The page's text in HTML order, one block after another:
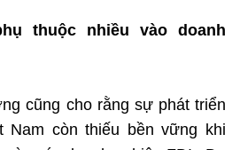
thuộc nhiều vào doanh
cũng cho rằng sự phát triển
Nam còn thiếu bền vững khi